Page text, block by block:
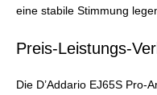
eine stabile Stimmung
Preis-Leistungs-
Die D’Addario EJ65S Pro-